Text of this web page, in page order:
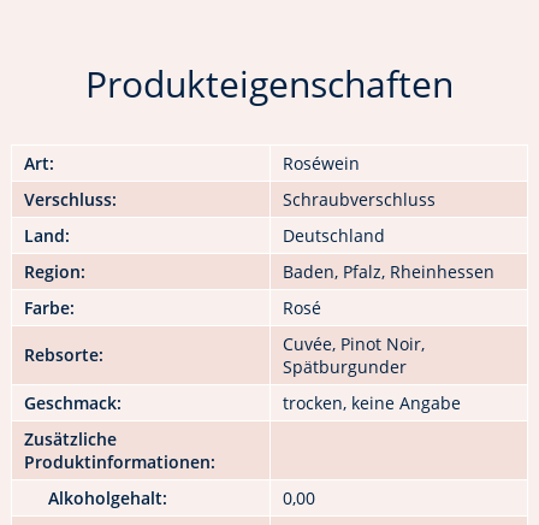
Produkteigenschaften
Art:
Roséwein
Verschluss:
Schraubverschluss
Land:
Deutschland
Region:
Baden, Pfalz, Rheinhessen
Farbe:
Rosé
Rebsorte:
Cuvée, Pinot Noir,
Spätburgunder
Geschmack:
trocken, keine Angabe
Zusätzliche
Produktinformationen:
Alkoholgehalt:
0,00